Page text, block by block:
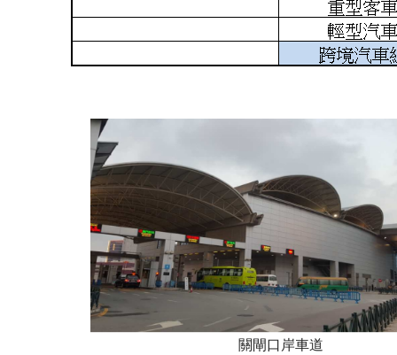
關閘口岸車道